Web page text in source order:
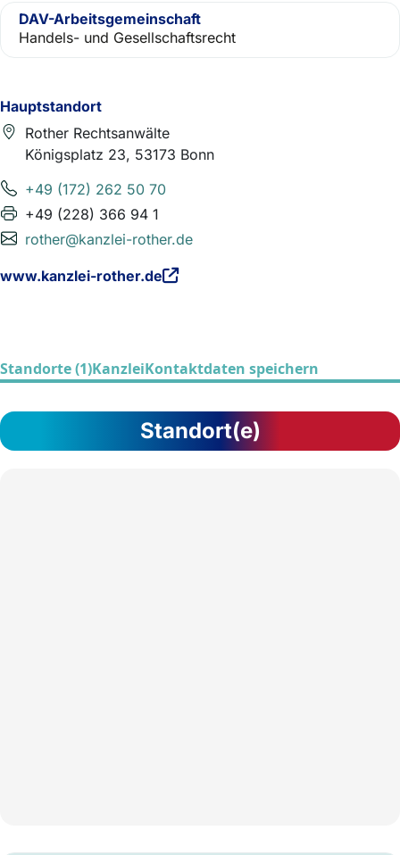
Hauptstandort
Rother Rechtsanwälte
Königsplatz 23, 53173 Bonn
+49 (172) 262 50 70
+49 (228) 366 94 1
rother@kanzlei-rother.de
www.kanzlei-rother.de
DAV-Arbeitsgemeinschaft
Handels- und Gesellschaftsrecht
Standorte (1)KanzleiKontaktdaten speichern
Standort(e)